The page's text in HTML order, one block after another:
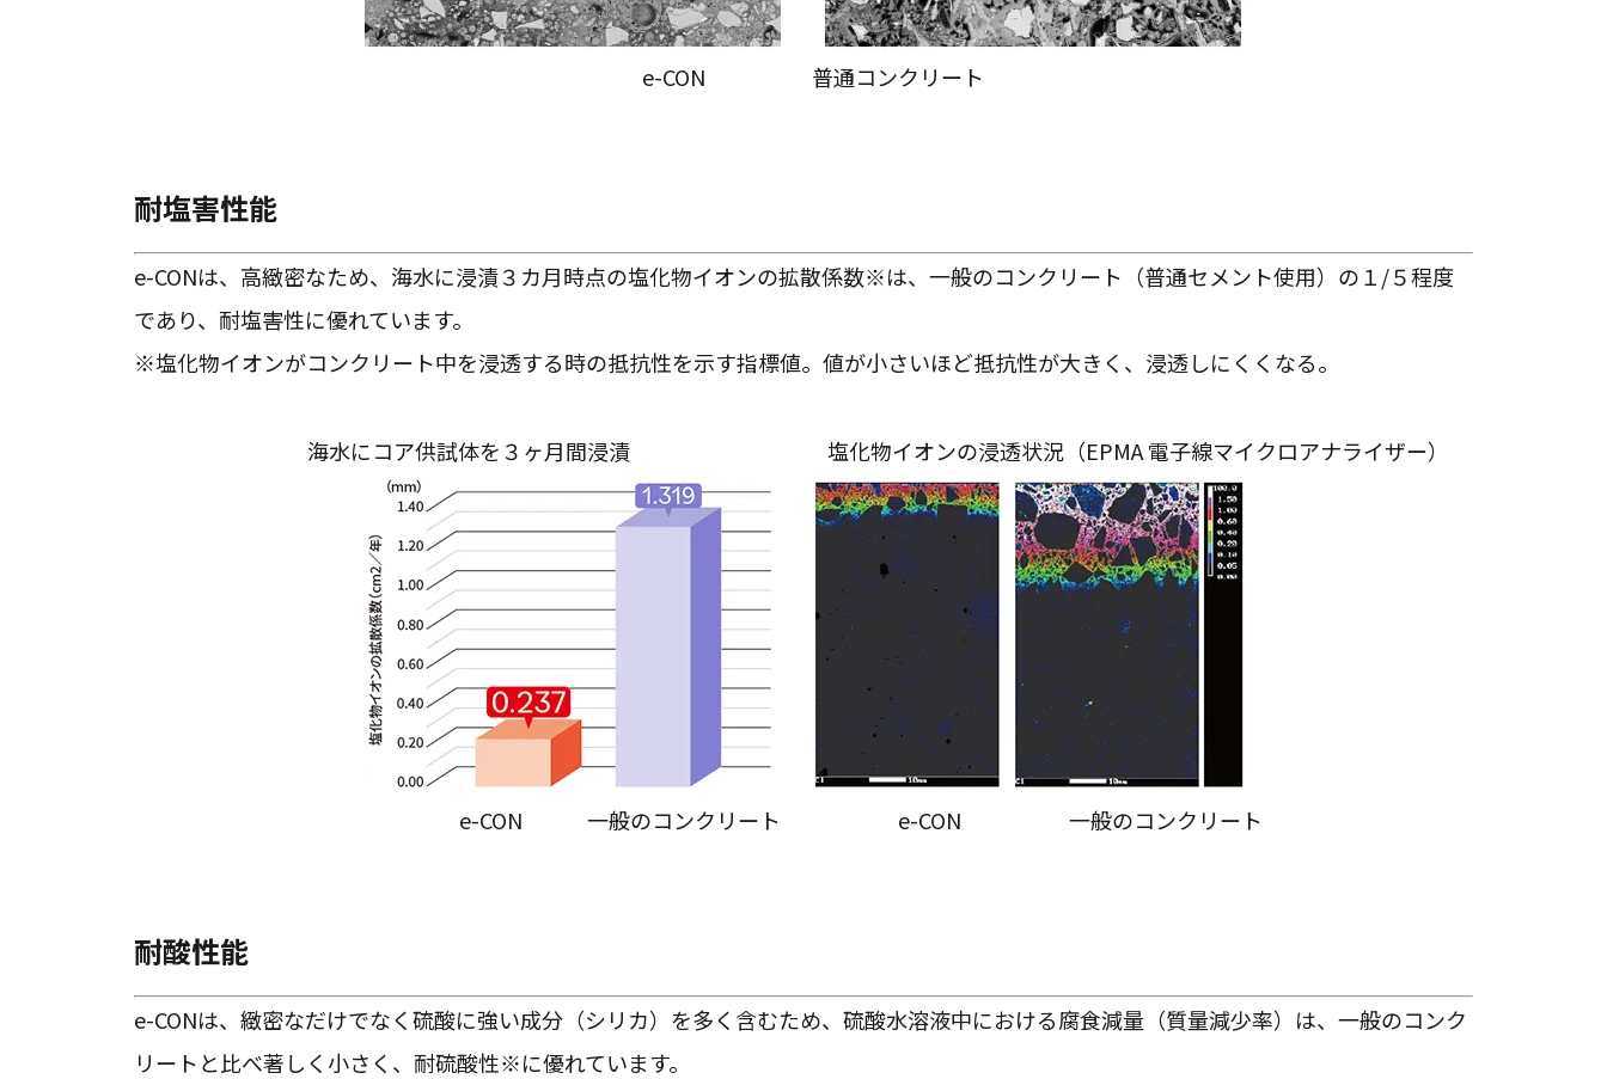
e-CON 普通コンクリート
耐塩害性能
e-CONは、高緻密なため、海水に浸漬３カ月時点の塩化物イオンの拡散係数※は、一般のコンクリート（普通セメント使用）の１/５程度
であり、耐塩害性に優れています。
※塩化物イオンがコンクリート中を浸透する時の抵抗性を示す指標値。値が小さいほど抵抗性が大きく、浸透しにくくなる。
海水にコア供試体を３ヶ月間浸漬 塩化物イオンの浸透状況（EPMA 電子線マイクロアナライザー）
e-CON 一般のコンクリート e-CON 一般のコンクリート
耐酸性能
e-CONは、緻密なだけでなく硫酸に強い成分（シリカ）を多く含むため、硫酸水溶液中における腐食減量（質量減少率）は、一般のコンク
リートと比べ著しく小さく、耐硫酸性※に優れています。